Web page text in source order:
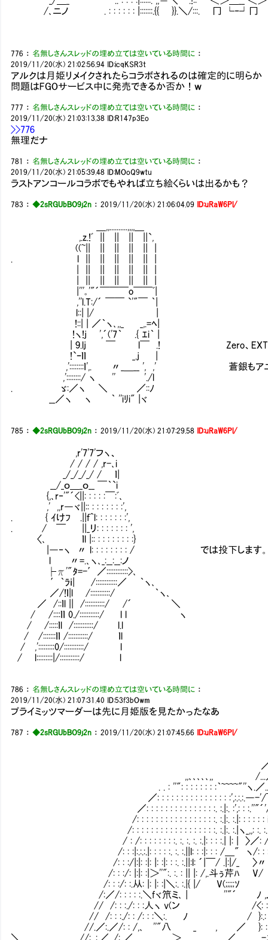
/､ニノ . : : : : : : |:::::::.{{ }}.＼/:::. 冂 └‐┘
776 ： 名無しさんスレッドの埋め立ては空いている時間に ：
2019/11/20(水) 21:02:56.94 ID:icqKSR3t
アルクは月姫リメイクされたらコラボされるのは確定的に明らか
問題はFGOサービス中に発売できるか否か！ｗ
777 ： 名無しさんスレッドの埋め立ては空いている時間に ：
2019/11/20(水) 21:03:13.38 ID:R147p3Eo
>>776
無理だナ
781 ： 名無しさんスレッドの埋め立ては空いている時間に ：
2019/11/20(水) 21:05:39.48 ID:MOoQ9wtu
ラストアンコールコラボでもやれば立ち絵くらいは出るかも？
783 ：◆2sRGUbBO9j2n ：2019/11/20(水) 21:06:04.09 ID:uRaW6Pl/
,.z.!ﾞ || || || ||`,
((~|| || || || || |
. l || || || || || |
|'''｡'"´￣￣￣o￣￣ﾞ|
,''l.T:/´ ￣￣ `'"￣ ｀|
l::| |/ |
!::| | ／｀ヽ､,,_ _,.=ﾍ|
!ヽ!j ',´('7｀ .{ ｴi｀ |
| 9.lj ￣ l￣ .! Zero、EXTRAはドラマCD
!`ｰｌｌ _.j |
,'::::::::ｌ',. 〃_＿__ ', ,' 蒼銀もアニメ化す
,'::::::::/ ヽ '' './l
. ゞ:／ヽ ＼ ／::ﾉ
__／ヽ ヽ ｀ ''iﾘi" |ヾ
785 ：◆2sRGUbBO9j2n ：2019/11/20(水) 21:07:29.58 ID:uRaW6Pl/
,r'7'7'フヽ、
/ / / / ,r-､i
_/_/_/_/ / ｌ|
__/_ｏ＿_ｏ__ ￣｀`i
{,､r‐'"´<||: : : : :￣:ﾞ､
,' ,,r―ヾ||:: : : : : : : :',
. { ｲけﾌ .||ｆ^l: : : : : : :',
. / ￣ ||_リ: : : : : : : ',
〈､ ｌl |:: : : : : : : : :}
|―‐ヽ 〃 l: : : : : : : : / では投下します
l 〃=.､ヽ､_:__:__:ノ
├π'"ﾀ=-′／::::::::::::>､
′｀ﾗｉ| /::::::::::::／ ｀ヽ､
／/!ｌ|l /:::::::::::/ ｀ヽ､
／ /::ｌl || /:::::::::::/ /´ ＼
/ /::::ｌｌ 0./:::::::::::/ l l ヽ
/ /:::::ｌl /:::::::::::/ l.l
/ /:::::::ｌｌ /:::::::::::/ ｌl
/ ,':::::::::0/:::::::::::/ l
/ l:::::::::|/:::::::::::/ l
786 ： 名無しさんスレッドの埋め立ては空いている時間に ：
2019/11/20(水) 21:07:31.40 ID:53f3bOwm
プライミッツマーダーは先に月姫版を見たかったなあ
787 ：◆2sRGUbBO9j2n ：2019/11/20(水) 21:07:45.66 ID:uRaW6Pl/
／...／..........＼
,,､､､､､,, /...／.................... }
. . : ''": : : : : : : :｀~~~~"''ヽ.／.........＿,､...''"´／
／: : : : : : : : : : : : : : : :',:.:.:.―-'/￣￣――／
／: : : : : : : : : : : : : : :. :.|:. :',: : :.''"´'/..＼＿＿＿
/: : : : : : : : : : : : : : : : :. :.|:. :.|: : : : : : i'/......ー
/: : : : : : : : : : : : : : : : : :. :.|:. :.|ヽ_,,: :. :.|: '/＼
/ : /: : : : : : : :. :. :. :. :.|: : : :.| |: | 〉／: /:
/: : :|:.:.:.|: : : : :. :. :.||l: : :|: : : /＿" ヽ/: : : :＼
/: : :/|:|: :|: |: :|: : :. :.||:l: ´|￣/ .|:|/_ 〉〃ヽ:. :.＼
/: : :/: |:|: :|＞''":. :. : || |: /,.斗ぅ芹ﾊ㍉ V/
/: : :/: :.从: |: |: :|＼:. :.|{ |/ V(;;;;;ｿ }:.: :./二
/:／/: : : : :.＼fヾ笊ミ､ | ''"´ ﾉ ,ノ: : /二二二
// /: : :./: : :人ヽ v(ン /<: : : :/二二二二二=|
// /: : :./: : /: : :＼:. ﾉ / }:.: :./二二二二二二
//.／:.／/: : /,､ ''"八 _ , ／ }: : :|二二二二ニ
＼ //:. :.／ ./: ／.................... ＞.. ／ _ -ﾆ|二二二